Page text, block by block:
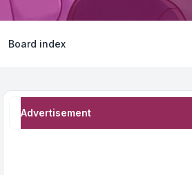
Board index
Advertisement